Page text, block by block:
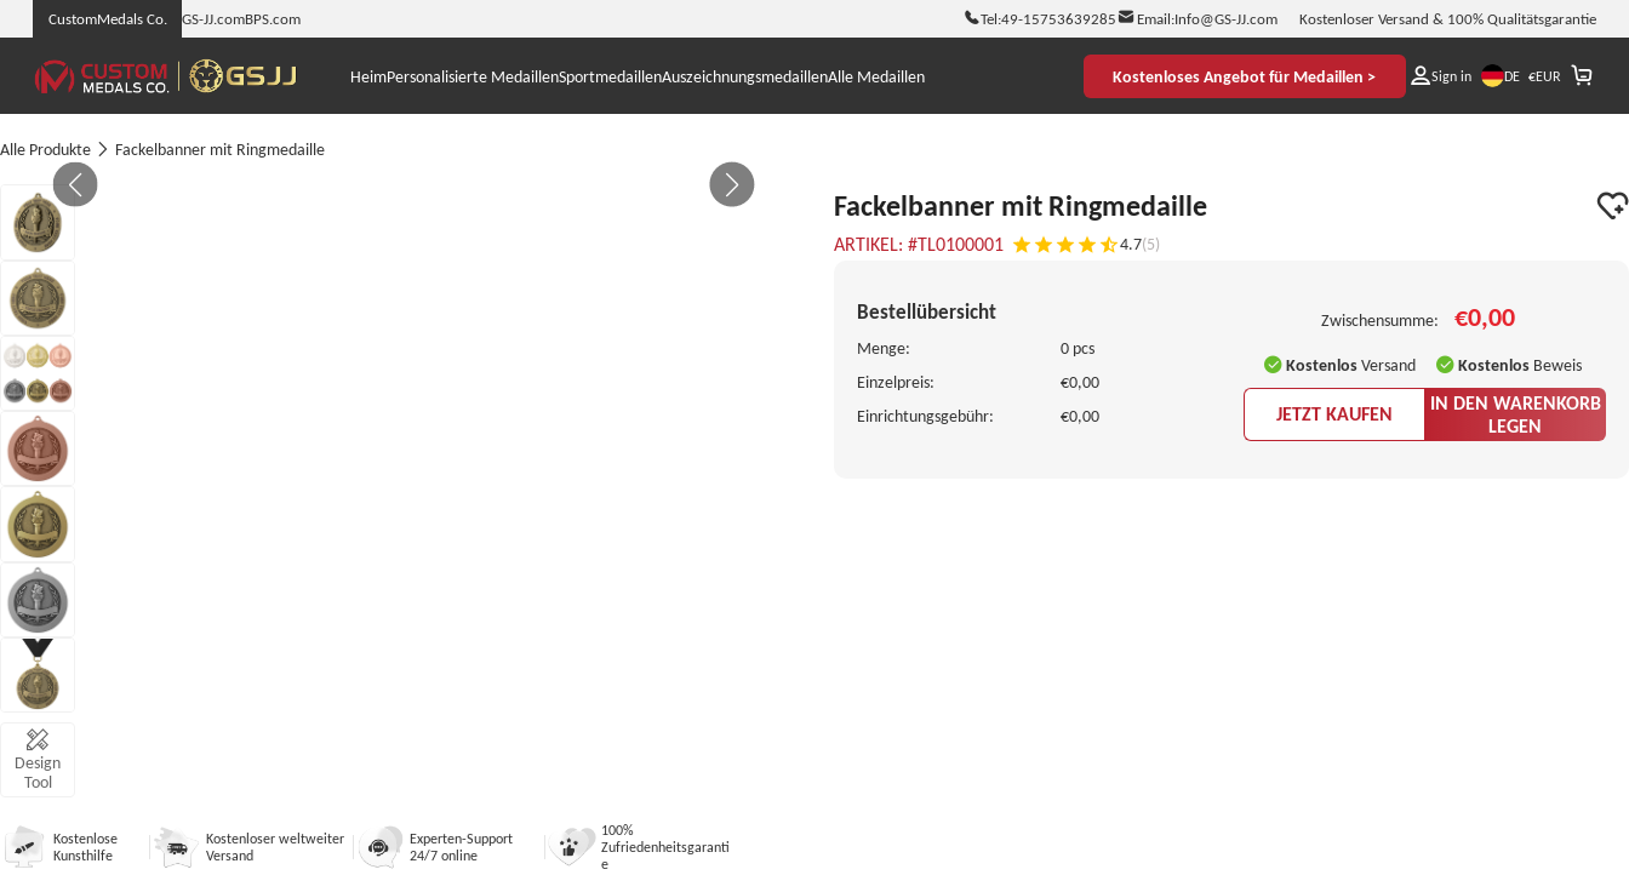
CustomMedals Co. GS-JJ.comBPS.com Tel:49-15753639285 Email:Info@GS-JJ.com Kostenloser Versand & 100% Qualitätsgarantie
HeimPersonalisierte MedaillenSportmedaillenAuszeichnungsmedaillenAlle Medaillen Kostenloses Angebot für Medaillen > Sign in DE €EUR
Alle Produkte Fackelbanner mit Ringmedaille
Design
Tool
Kostenlose
Kunsthilfe
Kostenloser weltweiter
Versand
Experten-Support
24/7 online
100%
Zufriedenheitsgaranti
e
Fackelbanner mit Ringmedaille
ARTIKEL: #TL0100001 4.7(5)
Bestellübersicht
Menge:
0 pcs
Einzelpreis:
€0,00
Einrichtungsgebühr:
€0,00
Zwischensumme: €0,00
KostenlosVersand Kostenlos Beweis
JETZT KAUFEN
IN DEN WARENKORB
LEGEN